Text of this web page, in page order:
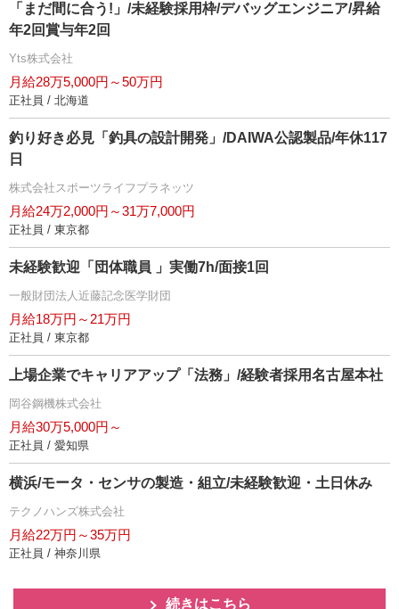
「まだ間に合う!」/未経験採用枠/デバッグエンジニア/昇給
年2回賞与年2回
Yts株式会社
月給28万5,000円～50万円
正社員 / 北海道
釣り好き必見「釣具の設計開発」/DAIWA公認製品/年休117
日
株式会社スポーツライフプラネッツ
月給24万2,000円～31万7,000円
正社員 / 東京都
未経験歓迎「団体職員 」実働7h/面接1回
一般財団法人近藤記念医学財団
月給18万円～21万円
正社員 / 東京都
上場企業でキャリアアップ「法務」/経験者採用名古屋本社
岡谷鋼機株式会社
月給30万5,000円～
正社員 / 愛知県
横浜/モータ・センサの製造・組立/未経験歓迎・土日休み
テクノハンズ株式会社
月給22万円～35万円
正社員 / 神奈川県
続きはこちら